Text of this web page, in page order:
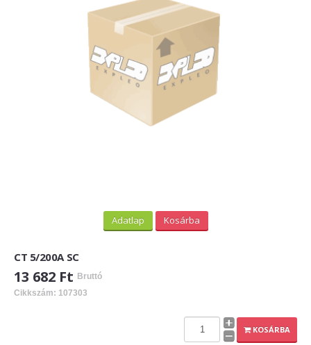
INFORMÁCIÓK
HOGYAN TUDOK ONLINE VÁSÁROLNI?
ÁRLISTA
Adatlap Kosárba
CT 5/200A SC
13 682 Ft Bruttó
Cikkszám: 107303
KOSÁRBA